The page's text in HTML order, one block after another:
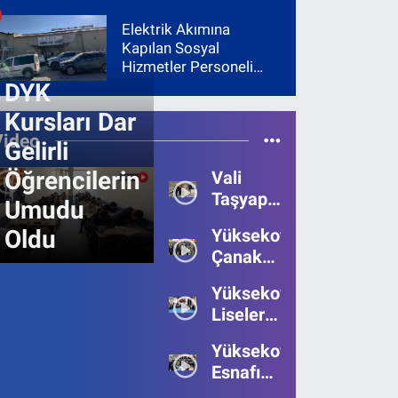
Elektrik Akımına
Kapılan Sosyal
Hizmetler Personeli
DYK
Kursları Dar
Gelirli
Öğrencilerin
Umudu
Oldu
Vali
Taşyapan,
Bölgesinde
İncelemelerde
Bulundu
Yüksekova’da
Çanakkale
111.Yılı
Kutlandı
Yüksekova’da
Liseler
Bilgi
Yarışmasının
Yüksekova
Esnafı